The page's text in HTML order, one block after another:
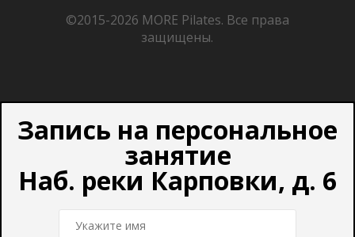
©2015-2026 MORE Pilates. Все права
защищены.
Запись на персональное
занятие
Наб. реки Карповки, д. 6